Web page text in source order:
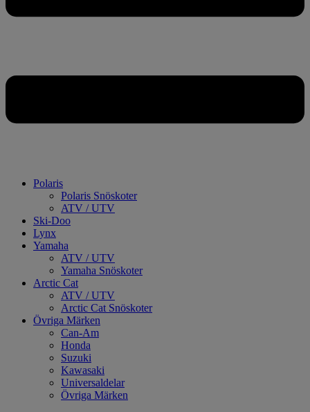
Polaris
Polaris Snöskoter
ATV / UTV
Ski-Doo
Lynx
Yamaha
ATV / UTV
Yamaha Snöskoter
Arctic Cat
ATV / UTV
Arctic Cat Snöskoter
Övriga Märken
Can-Am
Honda
Suzuki
Kawasaki
Universaldelar
Övriga Märken